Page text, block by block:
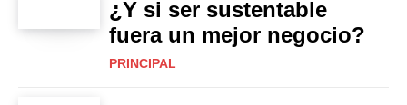
¿Y si ser sustentable
fuera un mejor negocio?
PRINCIPAL